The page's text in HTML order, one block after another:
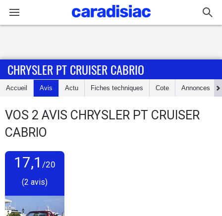
Accueil
Essais
d'achat
Electriques
Utilitaires
CHRYSLER PT CRUISER CABRIO
Accueil Avis Actu Fiches techniques Cote Annonces
VOS 2 AVIS CHRYSLER PT CRUISER
CABRIO
17,1 /20
(2 avis)